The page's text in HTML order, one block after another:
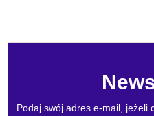
Podaj swój adres e-mail, jeżeli